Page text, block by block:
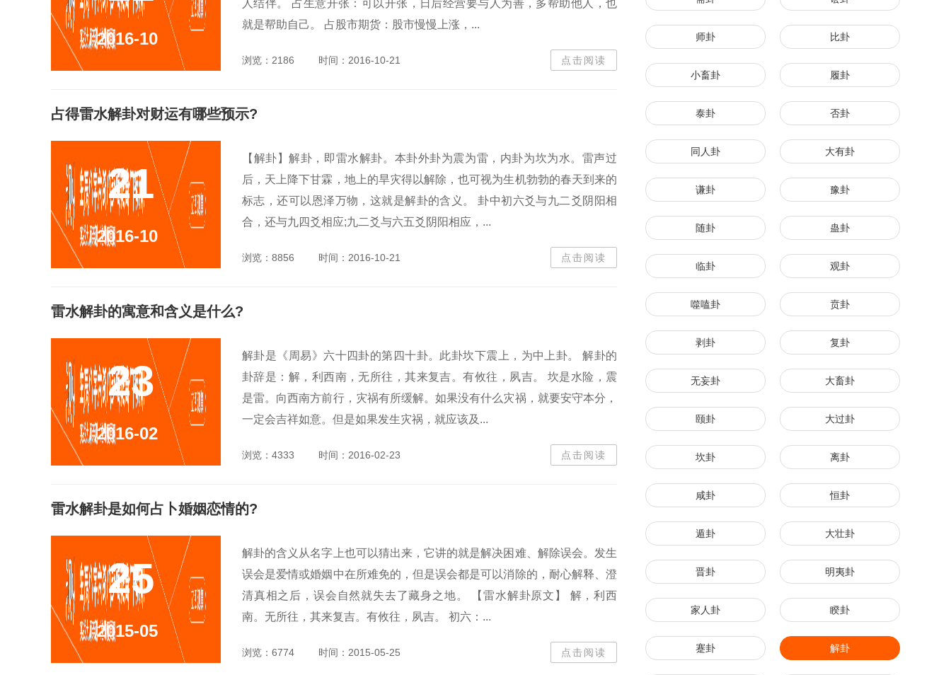
2016-10
人结伴。 占生意开张：可以开张，日后经营要与人为善，多帮助他人，也
就是帮助自己。 占股市期货：股市慢慢上涨，...
浏览：2186 时间：2016-10-21 点击阅读
占得雷水解卦对财运有哪些预示?
21
2016-10
【解卦】解卦，即雷水解卦。本卦外卦为震为雷，内卦为坎为水。雷声过
后，天上降下甘霖，地上的旱灾得以解除，也可视为生机勃勃的春天到来的
标志，还可以恩泽万物，这就是解卦的含义。 卦中初六爻与九二爻阴阳相
合，还与九四爻相应;九二爻与六五爻阴阳相应，...
浏览：8856 时间：2016-10-21 点击阅读
雷水解卦的寓意和含义是什么?
23
2016-02
解卦是《周易》六十四卦的第四十卦。此卦坎下震上，为中上卦。 解卦的
卦辞是：解，利西南，无所往，其来复吉。有攸往，夙吉。 坎是水险，震
是雷。向西南方前行，灾祸有所缓解。如果没有什么灾祸，就要安守本分，
一定会吉祥如意。但是如果发生灾祸，就应该及...
浏览：4333 时间：2016-02-23 点击阅读
雷水解卦是如何占卜婚姻恋情的?
25
2015-05
解卦的含义从名字上也可以猜出来，它讲的就是解决困难、解除误会。发生
误会是爱情或婚姻中在所难免的，但是误会都是可以消除的，耐心解释、澄
清真相之后，误会自然就失去了藏身之地。 【雷水解卦原文】 解，利西
南。无所往，其来复吉。有攸往，夙吉。 初六：...
浏览：6774 时间：2015-05-25 点击阅读
师卦 比卦
小畜卦 履卦
泰卦 否卦
同人卦 大有卦
谦卦 豫卦
随卦 蛊卦
临卦 观卦
噬嗑卦 贲卦
剥卦 复卦
无妄卦 大畜卦
颐卦 大过卦
坎卦 离卦
咸卦 恒卦
遁卦 大壮卦
晋卦 明夷卦
家人卦 睽卦
蹇卦 解卦